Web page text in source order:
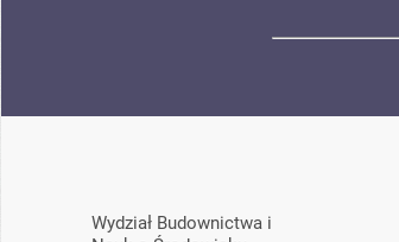
Wydział Budownictwa i